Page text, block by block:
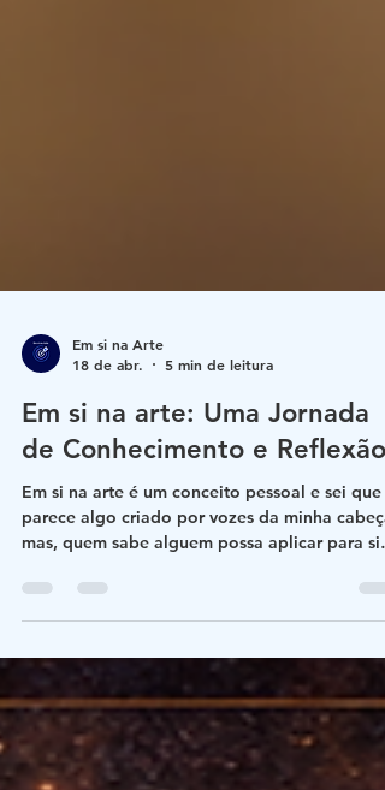
Em si na Arte
18 de abr.
5 min de leitura
de Conhecimento e Reflexão
Em si na arte é um conceito pessoal e sei que
mas, quem sabe alguem possa aplicar para si
mesmo como fonte de crescimento um dia...
o simples entendimento, que convidam à
reflexão profunda e ao questionamento
constante, o termo emsinaarte surge como
ponte entre o conhecimento e a arte de viver.
Imagine um espaço onde a filosofia, a